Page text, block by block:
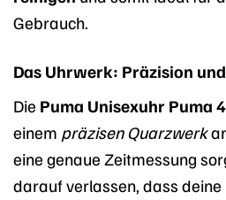
Gebrauch.
Das Uhrwerk: Präzision
Die Puma Unisexuhr Puma
einem präzisen Quarzwerk
eine genaue Zeitmessung
darauf verlassen, dass deine